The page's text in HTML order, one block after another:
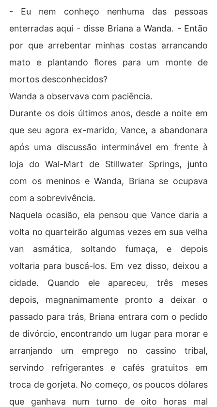
- Eu nem conheço nenhuma das pessoas
enterradas aqui - disse Briana a Wanda. - Então
por que arrebentar minhas costas arrancando
mato e plantando flores para um monte de
mortos desconhecidos?
Wanda a observava com paciência.
Durante os dois últimos anos, desde a noite em
que seu agora ex-marido, Vance, a abandonara
após uma discussão interminável em frente à
loja do Wal-Mart de Stillwater Springs, junto
com os meninos e Wanda, Briana se ocupava
com a sobrevivência.
Naquela ocasião, ela pensou que Vance daria a
volta no quarteirão algumas vezes em sua velha
van asmática, soltando fumaça, e depois
voltaria para buscá-los. Em vez disso, deixou a
cidade. Quando ele apareceu, três meses
depois, magnanimamente pronto a deixar o
passado para trás, Briana entrara com o pedido
de divórcio, encontrando um lugar para morar e
arranjando um emprego no cassino tribal,
servindo refrigerantes e cafés gratuitos em
troca de gorjeta. No começo, os poucos dólares
que ganhava num turno de oito horas mal